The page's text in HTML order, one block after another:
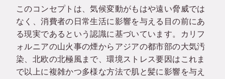
このコンセプトは、気候変動がもはや遠い脅威では
なく、消費者の日常生活に影響を与える目の前にあ
る現実であるという認識に基づいています。カリフ
ォルニアの山火事の煙からアジアの都市部の大気汚
染、北欧の北極風まで、環境ストレス要因はこれま
で以上に複雑かつ多様な方法で肌と髪に影響を与え